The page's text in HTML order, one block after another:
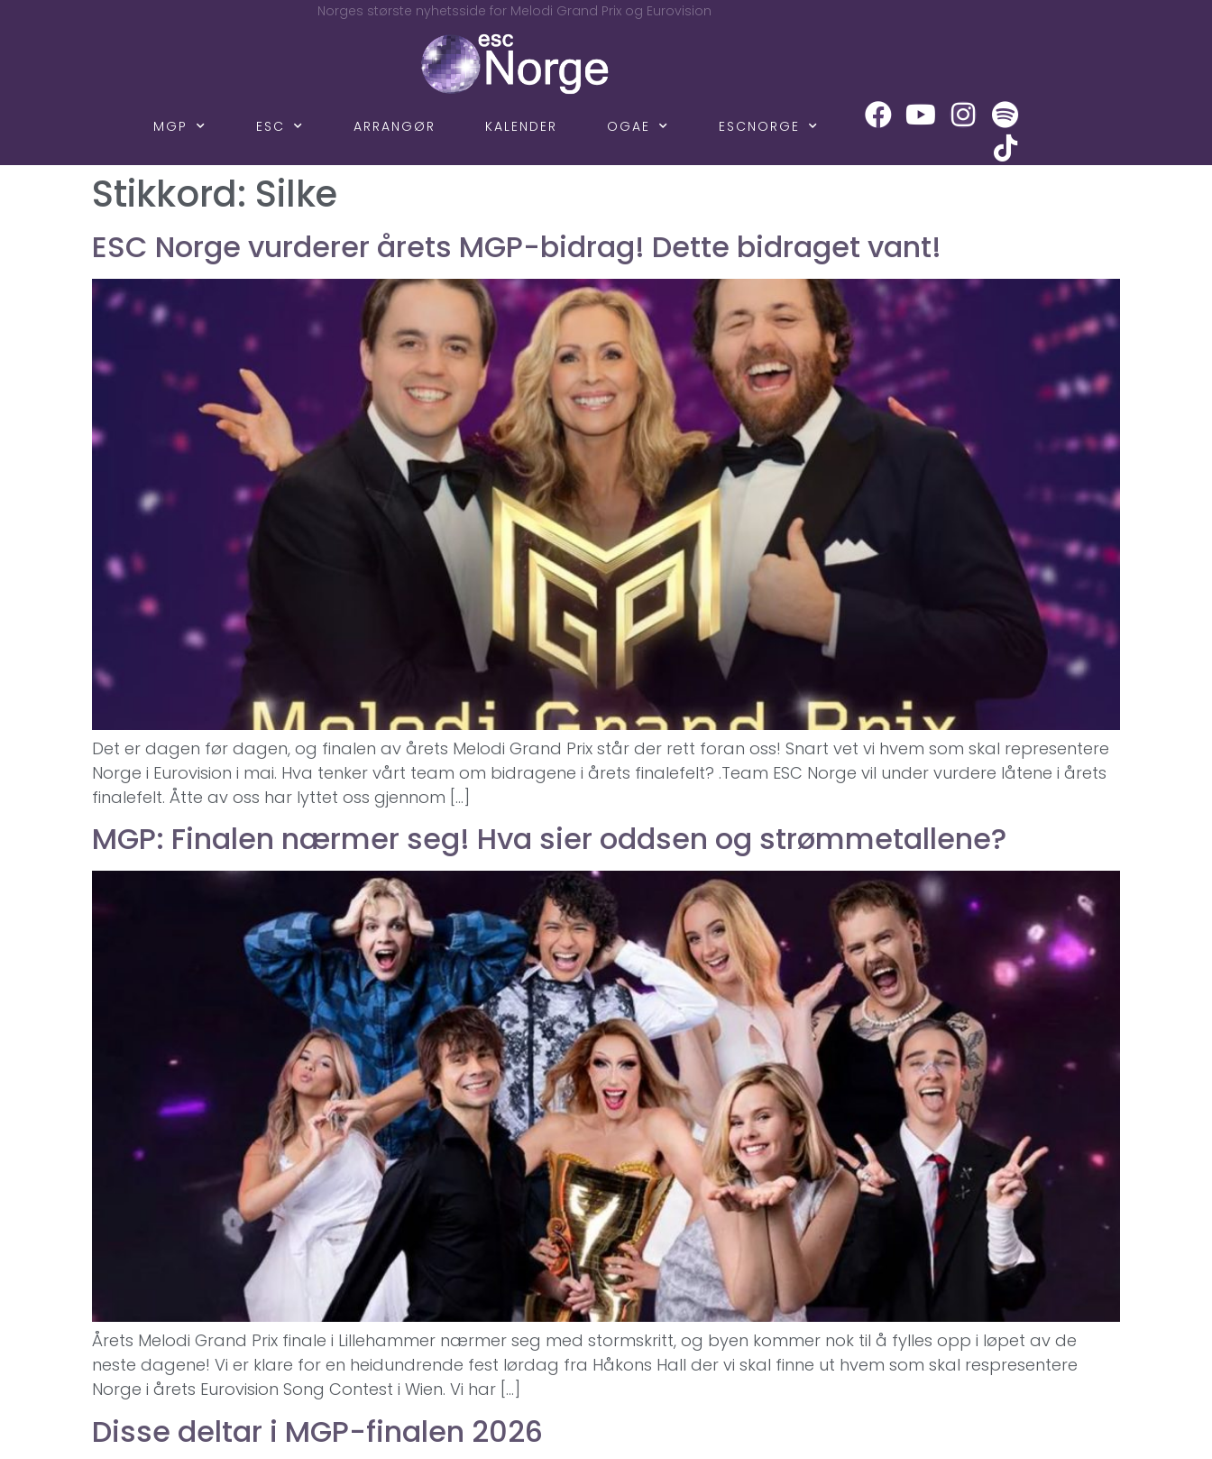
Norges største nyhetsside for Melodi Grand Prix og Eurovision
MGP ESC ARRANGØR KALENDER OGAE ESCNORGE
Stikkord: Silke
ESC Norge vurderer årets MGP-bidrag! Dette bidraget vant!
Det er dagen før dagen, og finalen av årets Melodi Grand Prix står der rett foran oss! Snart vet vi hvem som skal representere
Norge i Eurovision i mai. Hva tenker vårt team om bidragene i årets finalefelt? .Team ESC Norge vil under vurdere låtene i årets
finalefelt. Åtte av oss har lyttet oss gjennom […]
MGP: Finalen nærmer seg! Hva sier oddsen og strømmetallene?
Årets Melodi Grand Prix finale i Lillehammer nærmer seg med stormskritt, og byen kommer nok til å fylles opp i løpet av de
neste dagene! Vi er klare for en heidundrende fest lørdag fra Håkons Hall der vi skal finne ut hvem som skal respresentere
Norge i årets Eurovision Song Contest i Wien. Vi har […]
Disse deltar i MGP-finalen 2026